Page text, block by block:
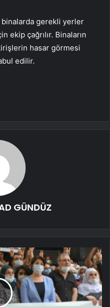
binalarda gerekli yerler
ekip çağrılır. Binaların
hasar görmesi
edilir.
GÜNDÜZ